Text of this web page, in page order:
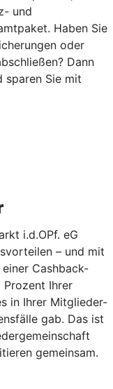
und
Haben Sie
oder
Dann
sparen Sie mit
i.d.OPf. eG
– und mit
Cashback-
Prozent Ihrer
in Ihrer Mitglieder-
gab. Das ist
gemeinsam.